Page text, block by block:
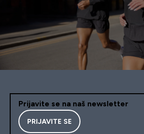
Prijavite se na naš newsletter
PRIJAVITE SE